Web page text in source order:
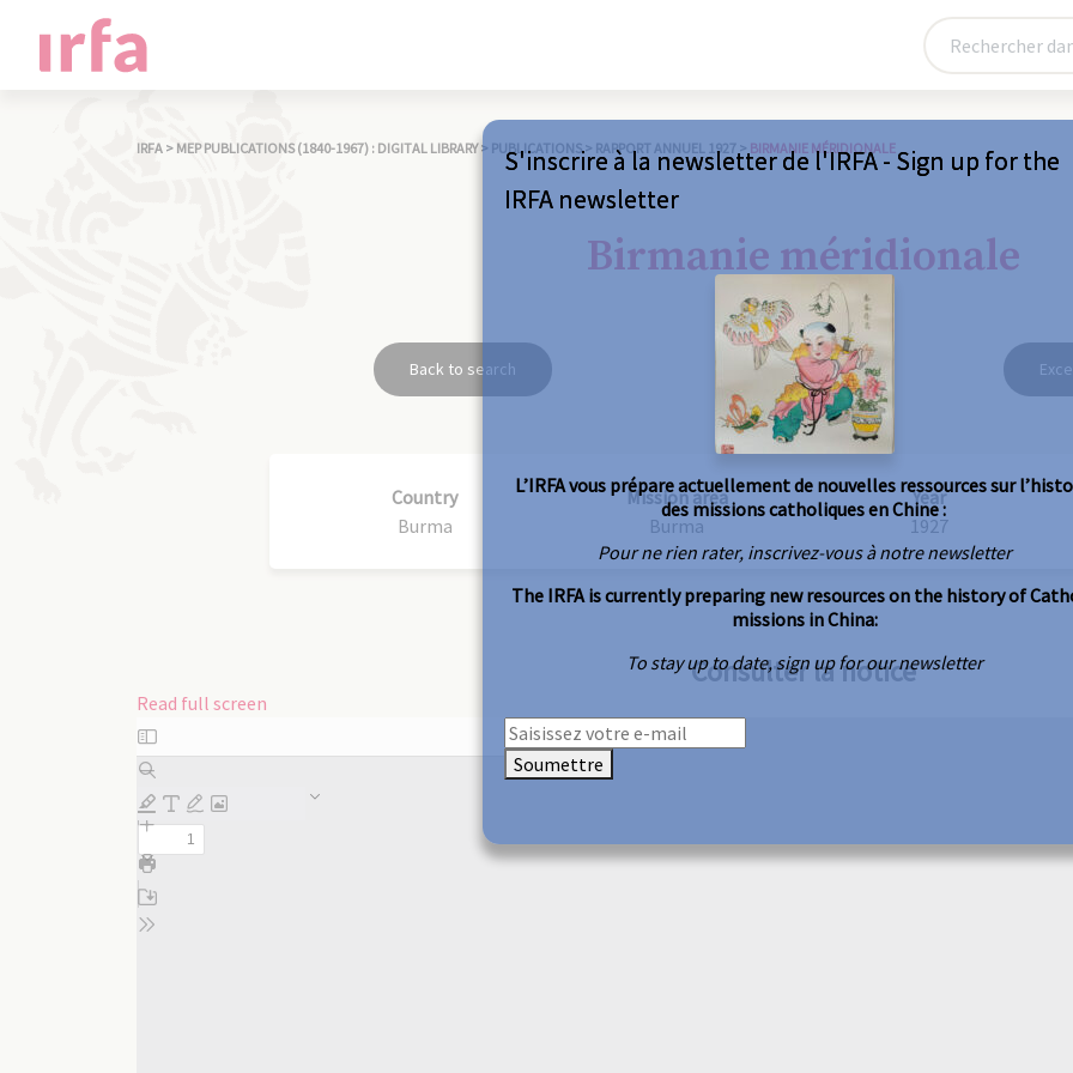
IRFA > MEP PUBLICATIONS (1840-1967) : DIGITAL LIBRARY > PUBLICATIONS > RAPPORT ANNUEL 1927 > BIRMANIE MÉRIDIONALE
Birmanie méridionale
Back to search
Country
Burma
Mission area
Burma
Year
1927
Consulter la notice
Read full screen
Skip
to
PDF
content
S'inscrire à la newsletter de l'IRFA - Sign up for the
IRFA newsletter
L’IRFA vous prépare actuellement de nouvelles ressources sur
des missions catholiques en Chine :
Pour ne rien rater, inscrivez-vous à notre newsletter
The IRFA is currently preparing new resources on the history of
missions in China:
To stay up to date, sign up for our newsletter
Soumettre